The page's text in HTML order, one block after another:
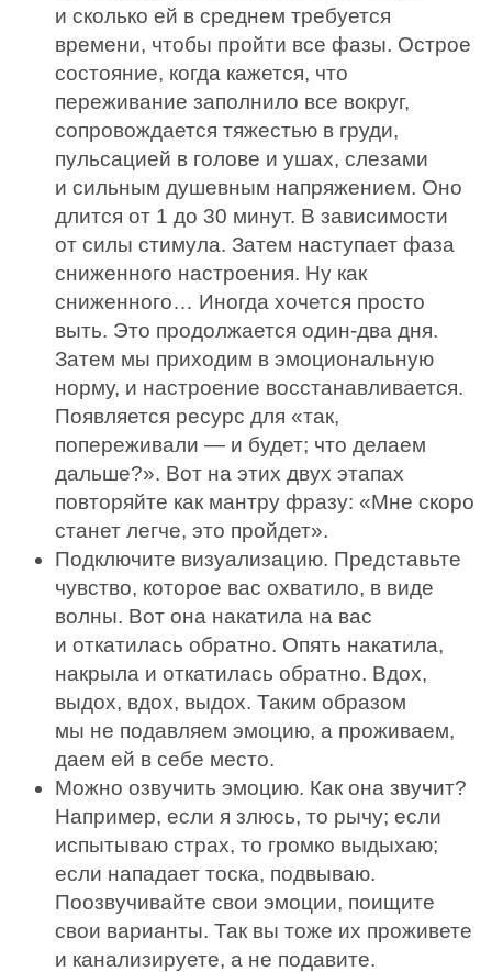
и сколько ей в среднем требуется
времени, чтобы пройти все фазы. Острое
состояние, когда кажется, что
переживание заполнило все вокруг,
сопровождается тяжестью в груди,
пульсацией в голове и ушах, слезами
и сильным душевным напряжением. Оно
длится от 1 до 30 минут. В зависимости
от силы стимула. Затем наступает фаза
сниженного настроения. Ну как
сниженного… Иногда хочется просто
выть. Это продолжается один-два дня.
Затем мы приходим в эмоциональную
норму, и настроение восстанавливается.
Появляется ресурс для «так,
попереживали — и будет; что делаем
дальше?». Вот на этих двух этапах
повторяйте как мантру фразу: «Мне скоро
станет легче, это пройдет».
Подключите визуализацию. Представьте
чувство, которое вас охватило, в виде
волны. Вот она накатила на вас
и откатилась обратно. Опять накатила,
накрыла и откатилась обратно. Вдох,
выдох, вдох, выдох. Таким образом
мы не подавляем эмоцию, а проживаем,
даем ей в себе место.
Можно озвучить эмоцию. Как она звучит?
Например, если я злюсь, то рычу; если
испытываю страх, то громко выдыхаю;
если нападает тоска, подвываю.
Поозвучивайте свои эмоции, поищите
свои варианты. Так вы тоже их проживете
и канализируете, а не подавите.